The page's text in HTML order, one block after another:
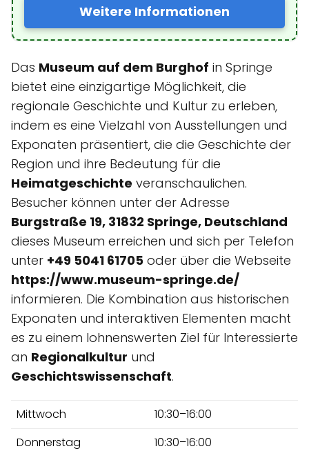
Weitere Informationen
Das Museum auf dem Burghof in Springe
bietet eine einzigartige Möglichkeit, die
regionale Geschichte und Kultur zu erleben,
indem es eine Vielzahl von Ausstellungen und
Exponaten präsentiert, die die Geschichte der
Region und ihre Bedeutung für die
Heimatgeschichte veranschaulichen.
Besucher können unter der Adresse
Burgstraße 19, 31832 Springe, Deutschland
dieses Museum erreichen und sich per Telefon
unter +49 5041 61705 oder über die Webseite
https://www.museum-springe.de/
informieren. Die Kombination aus historischen
Exponaten und interaktiven Elementen macht
es zu einem lohnenswerten Ziel für Interessierte
an Regionalkultur und
Geschichtswissenschaft.
Mittwoch
10:30–16:00
Donnerstag
10:30–16:00